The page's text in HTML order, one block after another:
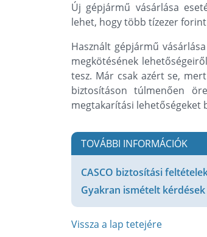
Új gépjármű vásárlása
lehet, hogy több tízezer
Használt gépjármű
megkötésének
tesz. Már csak azért se,
biztosításon túlmenően
megtakarítási lehetőségeket
TOVÁBBI INFORMÁCIÓK
CASCO biztosítási
Gyakran ismételt kérdések
Vissza a lap tetejére